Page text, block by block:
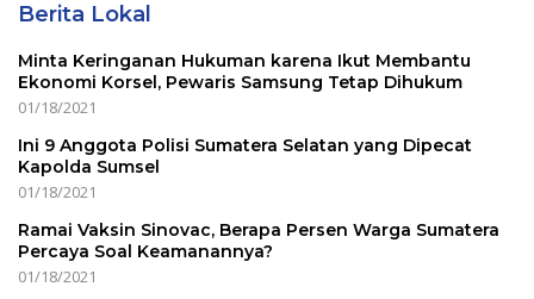
Berita Lokal
Minta Keringanan Hukuman karena Ikut Membantu
Ekonomi Korsel, Pewaris Samsung Tetap Dihukum
01/18/2021
Ini 9 Anggota Polisi Sumatera Selatan yang Dipecat
Kapolda Sumsel
01/18/2021
Ramai Vaksin Sinovac, Berapa Persen Warga Sumatera
Percaya Soal Keamanannya?
01/18/2021